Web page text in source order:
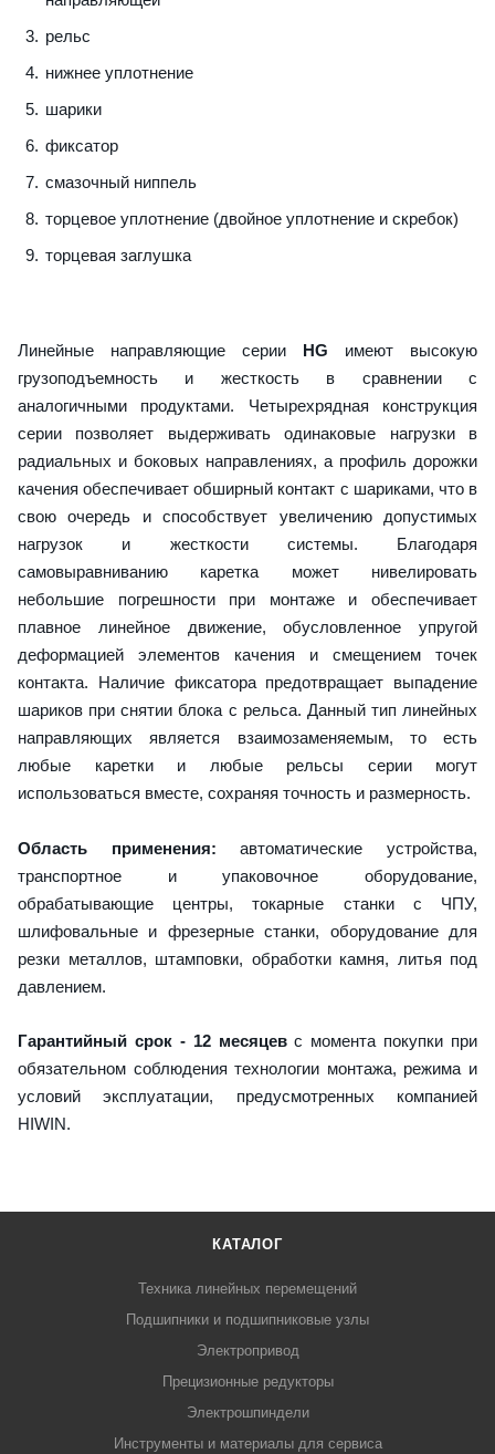
рельс
нижнее уплотнение
шарики
фиксатор
смазочный ниппель
торцевое уплотнение (двойное уплотнение и скребок)
торцевая заглушка
Линейные направляющие серии HG имеют высокую
грузоподъемность и жесткость в сравнении с
аналогичными продуктами. Четырехрядная конструкция
серии позволяет выдерживать одинаковые нагрузки в
радиальных и боковых направлениях, а профиль дорожки
качения обеспечивает обширный контакт с шариками, что в
свою очередь и способствует увеличению допустимых
нагрузок и жесткости системы. Благодаря
самовыравниванию каретка может нивелировать
небольшие погрешности при монтаже и обеспечивает
плавное линейное движение, обусловленное упругой
деформацией элементов качения и смещением точек
контакта. Наличие фиксатора предотвращает выпадение
шариков при снятии блока с рельса. Данный тип линейных
направляющих является взаимозаменяемым, то есть
любые каретки и любые рельсы серии могут
использоваться вместе, сохраняя точность и размерность.
Область применения: автоматические устройства,
транспортное и упаковочное оборудование,
обрабатывающие центры, токарные станки с ЧПУ,
шлифовальные и фрезерные станки, оборудование для
резки металлов, штамповки, обработки камня, литья под
давлением.
Гарантийный срок - 12 месяцевс момента покупки при
обязательном соблюдения технологии монтажа, режима и
условий эксплуатации, предусмотренных компанией
HIWIN.
КАТАЛОГ
Техника линейных перемещений
Подшипники и подшипниковые узлы
Электропривод
Прецизионные редукторы
Электрошпиндели
Инструменты и материалы для сервиса